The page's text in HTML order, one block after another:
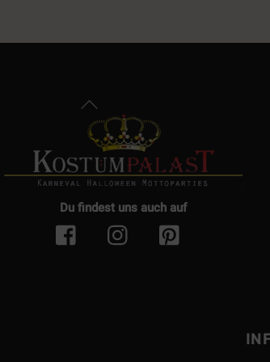
Back
Top
Du findest uns auch auf